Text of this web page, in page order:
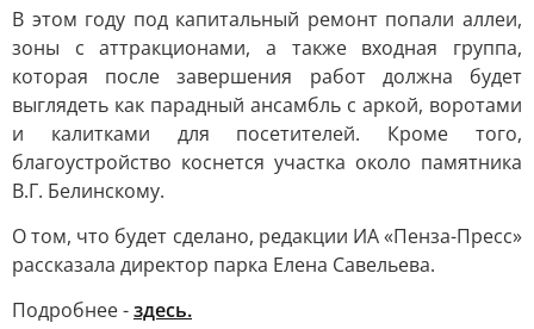
В этом году под капитальный ремонт попали аллеи,
зоны с аттракционами, а также входная группа,
которая после завершения работ должна будет
выглядеть как парадный ансамбль с аркой, воротами
и калитками для посетителей. Кроме того,
благоустройство коснется участка около памятника
В.Г. Белинскому.
О том, что будет сделано, редакции ИА «Пенза-Пресс»
рассказала директор парка Елена Савельева.
Подробнее -здесь.